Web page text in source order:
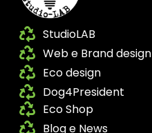
StudioLAB
Web e Brand design
Eco design
Dog4President
Eco Shop
Blog e News